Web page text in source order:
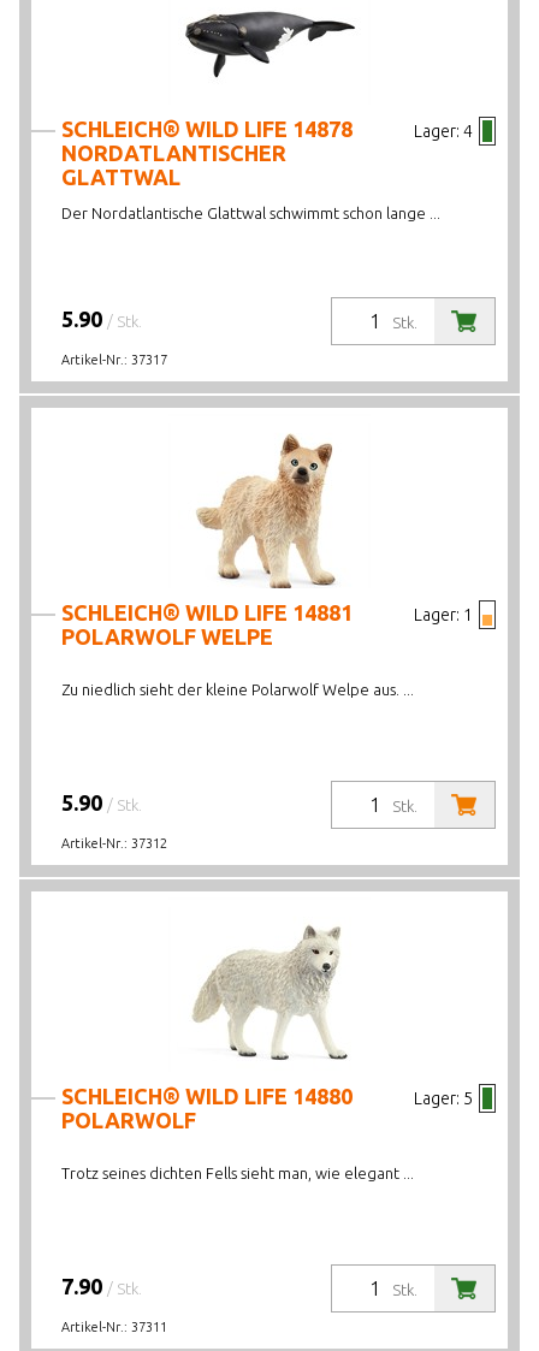
Lager: 4
SCHLEICH® WILD LIFE 14878
NORDATLANTISCHER
GLATTWAL
Der Nordatlantische Glattwal schwimmt schon lange ...
Stk.
5.90 / Stk.
Artikel-Nr.: 37317
Lager: 1
SCHLEICH® WILD LIFE 14881
POLARWOLF WELPE
Zu niedlich sieht der kleine Polarwolf Welpe aus. ...
Stk.
5.90 / Stk.
Artikel-Nr.: 37312
Lager: 5
SCHLEICH® WILD LIFE 14880
POLARWOLF
Trotz seines dichten Fells sieht man, wie elegant ...
Stk.
7.90 / Stk.
Artikel-Nr.: 37311